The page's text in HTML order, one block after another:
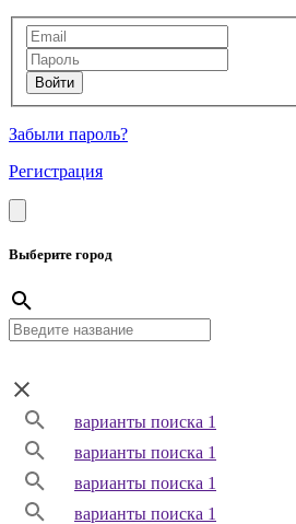
Забыли пароль?
Регистрация
Выберите город
варианты поиска 1
варианты поиска 1
варианты поиска 1
варианты поиска 1